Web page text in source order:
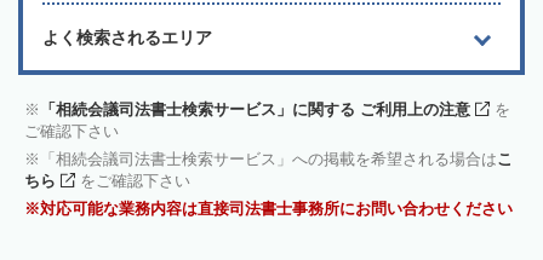
よく検索されるエリア
「相続会議司法書士検索サービス」に関する ご利用上の注意
を
ご確認下さい
「相続会議司法書士検索サービス」への掲載を希望される場合はこ
ちら
をご確認下さい
対応可能な業務内容は直接司法書士事務所にお問い合わせください